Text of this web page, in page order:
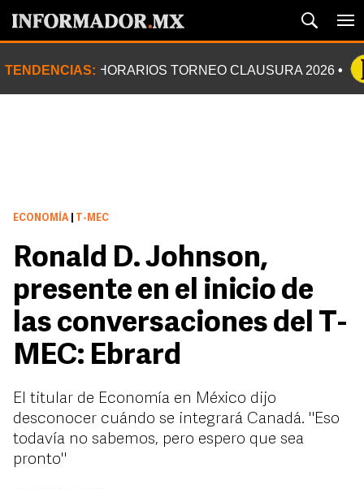
TENDENCIAS: HORARIOS TORNEO CLAUSURA 2026
ECONOMÍA T-MEC
Ronald D. Johnson,
presente en el inicio de
las conversaciones del T-
MEC: Ebrard
El titular de Economía en México dijo
desconocer cuándo se integrará Canadá. "Eso
todavía no sabemos, pero espero que sea
pronto"